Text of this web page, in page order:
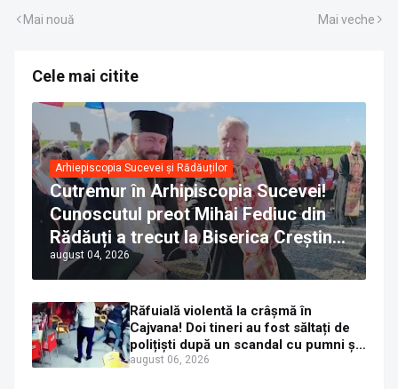
Mai nouă Mai veche
Cele mai citite
Arhiepiscopia Sucevei și Rădăuților
Cutremur în Arhipiscopia Sucevei!
Cunoscutul preot Mihai Fediuc din
Rădăuți a trecut la Biserica Creștină
Ortodoxă Valahă. ÎPS Calinic anunță
că îi pregătește judecata canonică
august 04, 2026
Răfuială violentă la crâșmă în
Cajvana! Doi tineri au fost săltați de
polițiști după un scandal cu pumni și
mașini distruse
august 06, 2026